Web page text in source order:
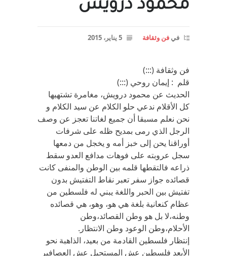
محمّود درويش
في فن وثقافة 5 يناير، 2015
فن وثقافة (:::)
قلم : إيمان روحي (:::)
الحديث عن محمود درويش، مغامرة تشتهيها
كل الأقلام ندعي حلو الكلام عن سيد الكلام و
نحن نعلم مسبقا أن جميع لغاتنا تعجز عن وصف
الرجل الذي رمى بمديح ظله على شرفات
أوراقنا يحن إلى خبز أمه و يخجل من دمعها
سجل عروبته على فوهات مدافع العدو سقط
ذراعه فالتقطها قلمه بين الوطن والمنفى كانت
قصائده جواز سفر تعبر نقاط التفتيش بدون
تفتيش بين الحبر واللغة يبني له فلسطين من
عظام كنعانية بلغة هي هو، وهو، هي قصائده
وطنه،لا بل هو وطن القصائد،وطن
الأحلام،وطن الوعود وطن الانتظار.
إنتظار فلسطين القادمة من بعيد، الذاهبة نحو
الأبعد فلسطين عش المستحيل عش العصافير